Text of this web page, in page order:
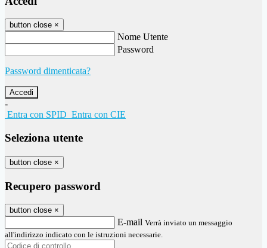
button close ×
Nome Utente
Password
Password dimenticata?
-
Entra con SPID Entra con CIE
Seleziona utente
button close ×
Recupero password
button close ×
E-mail Verrà inviato un messaggio
all'indirizzo indicato con le istruzioni necessarie.